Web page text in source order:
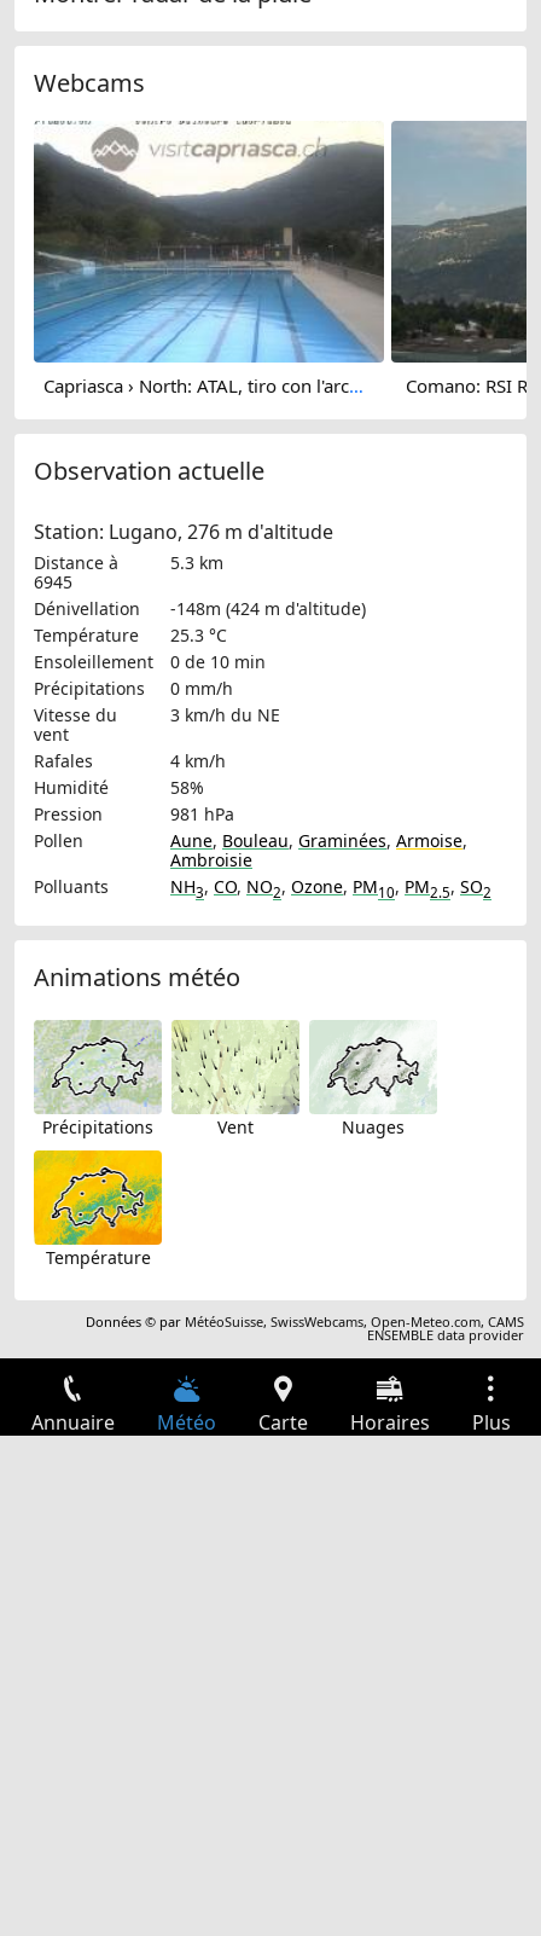
Webcams
Capriasca › North: ATAL, tiro con l'arco - Centro balneare Capriasca - Arena sportiva Capriasca - Parco Melontano Comano: RSI
Observation actuelle
Station: Lugano, 276 m d'altitude
Distance à
6945
5.3 km
Dénivellation
-148m (424 m d'altitude)
Température
25.3 °C
Ensoleillement
0 de 10 min
Précipitations
0 mm/h
Vitesse du
vent
3 km/h du NE
Rafales
4 km/h
Humidité
58%
Pression
981 hPa
Pollen
Aune, Bouleau, Graminées, Armoise,
Ambroisie
Polluants
NH3, CO, NO2, Ozone, PM10, PM2.5, SO2
Animations météo
Précipitations Vent Nuages
Température
Données © par MétéoSuisse,SwissWebcams,Open-Meteo.com,CAMS
ENSEMBLE data provider
Annuaire Météo Carte Horaires Plus